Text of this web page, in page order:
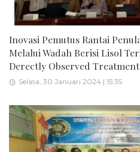
Inovasi Pemutus Rantai
Melalui Wadah Berisi Lisol
Derectly Observed
Selasa, 30 Januari 2024 | 15:35